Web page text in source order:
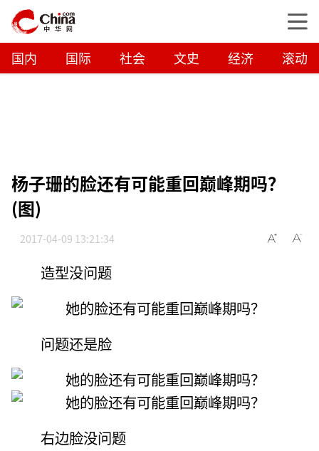
国内 国际 社会 文史 经济 滚动
杨子珊的脸还有可能重回巅峰期吗？
(图)
2017-04-09 13:21:34
造型没问题
问题还是脸
右边脸没问题